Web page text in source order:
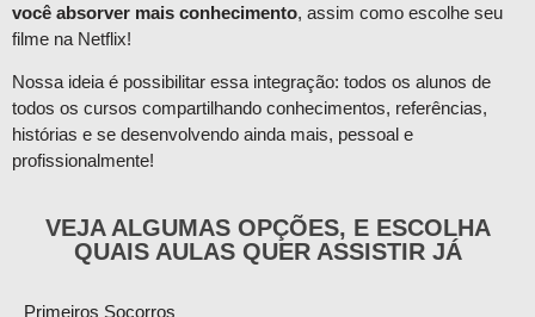
você absorver mais conhecimento, assim como escolhe seu
filme na Netflix!
Nossa ideia é possibilitar essa integração: todos os alunos de
todos os cursos compartilhando conhecimentos, referências,
histórias e se desenvolvendo ainda mais, pessoal e
profissionalmente!
VEJA ALGUMAS OPÇÕES, E ESCOLHA
QUAIS AULAS QUER ASSISTIR JÁ
Primeiros Socorros